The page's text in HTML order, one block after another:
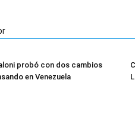
probó con dos cambios
en Venezuela